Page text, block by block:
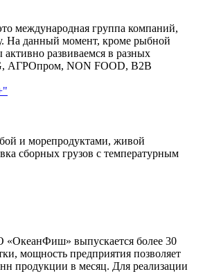
международная группа компаний,
На данный момент, кроме рыбной
развиваемся в разных
АГРОпром, NON FOOD, B2B
и морепродуктами, живой
сборных грузов с температурным
выпускается более 30
мощность предприятия позволяет
продукции в месяц. Для реализации